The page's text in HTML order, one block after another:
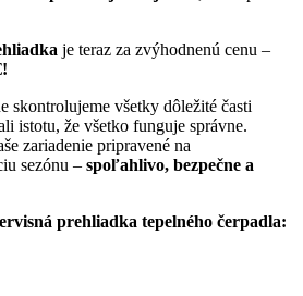
je teraz za zvýhodnenú cenu –
skontrolujeme všetky dôležité časti
istotu, že všetko funguje správne.
zariadenie pripravené na
sezónu – spoľahlivo, bezpečne a
prehliadka tepelného čerpadla: